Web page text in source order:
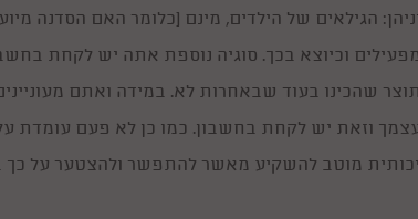
הגילאים של הילדים, מינם (כלומר האם הסדנה
וכיוצא בכך. סוגיה נוספת אתה יש לקחת
שהכינו בעוד שבאחרות לא. במידה ואתם
וזאת יש לקחת בחשבון. כמו כן לא פעם עומדת על
מוטב להשקיע מאשר להתפשר ולהצטער על